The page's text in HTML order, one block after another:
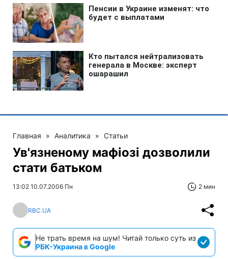
Главная » Аналитика » Статьи
Ув'язненому мафіозі дозволили
стати батьком
13:02 10.07.2006 Пн 2 мин
RBC.UA
Не трать время на шум! Читай только суть из
РБК-Украина в Google